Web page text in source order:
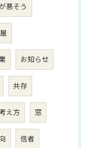
悪そう
お知らせ
共存
え方 窓
信者